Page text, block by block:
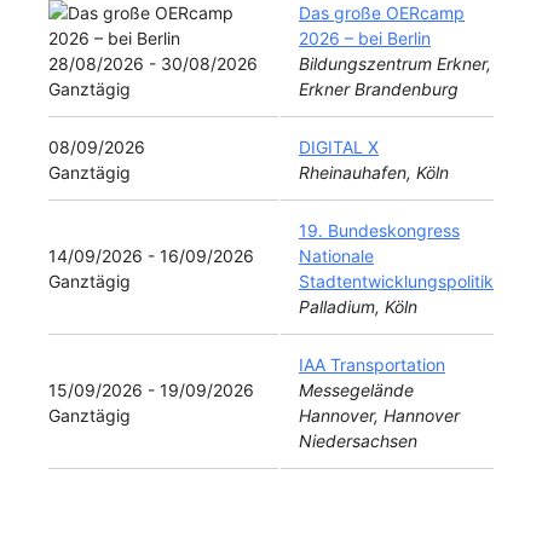
28/08/2026 - 30/08/2026
Ganztägig
Das große OERcamp
2026 – bei Berlin
Bildungszentrum Erkner,
Erkner Brandenburg
08/09/2026
Ganztägig
DIGITAL X
Rheinauhafen, Köln
14/09/2026 - 16/09/2026
Ganztägig
19. Bundeskongress
Nationale
Stadtentwicklungspolitik
Palladium, Köln
15/09/2026 - 19/09/2026
Ganztägig
IAA Transportation
Messegelände
Hannover, Hannover
Niedersachsen